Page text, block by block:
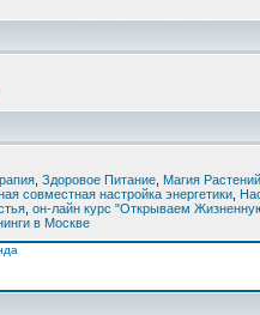
Здоровое Питание Магия Растений
совместная настройка энергетики
он-лайн курс "Открываем
в Москве